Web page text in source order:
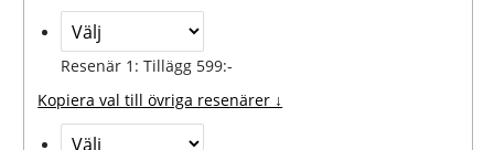
Resenär 1: Tillägg 599:-
Kopiera val till övriga resenärer ↓